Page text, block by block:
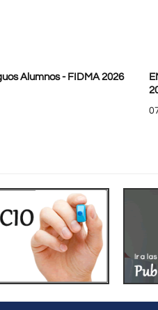
Alumnos - FIDMA 2026